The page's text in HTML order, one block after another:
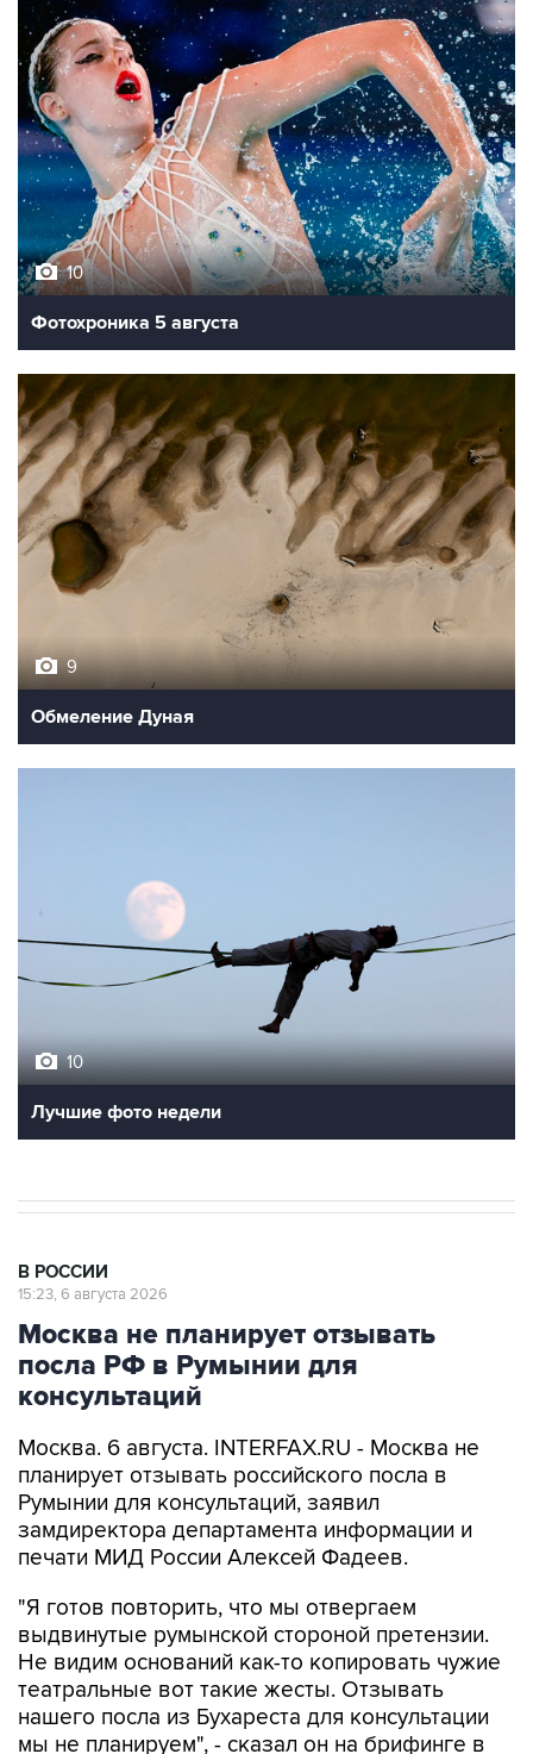
10
Фотохроника 5 августа
9
Обмеление Дуная
10
Лучшие фото недели
В РОССИИ
15:23, 6 августа 2026
Москва не планирует отзывать
посла РФ в Румынии для
консультаций
Москва. 6 августа. INTERFAX.RU - Москва не
планирует отзывать российского посла в
Румынии для консультаций, заявил
замдиректора департамента информации и
печати МИД России Алексей Фадеев.
"Я готов повторить, что мы отвергаем
выдвинутые румынской стороной претензии.
Не видим оснований как-то копировать чужие
театральные вот такие жесты. Отзывать
нашего посла из Бухареста для консультации
мы не планируем", - сказал он на брифинге в